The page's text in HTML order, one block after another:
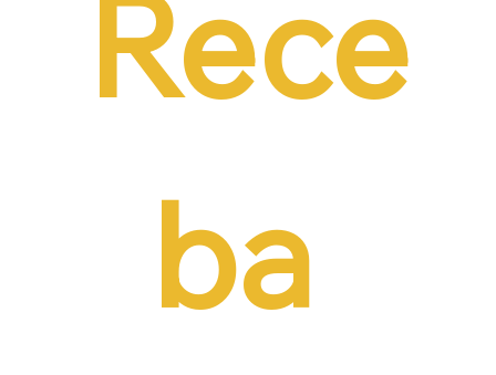
Rece
ba